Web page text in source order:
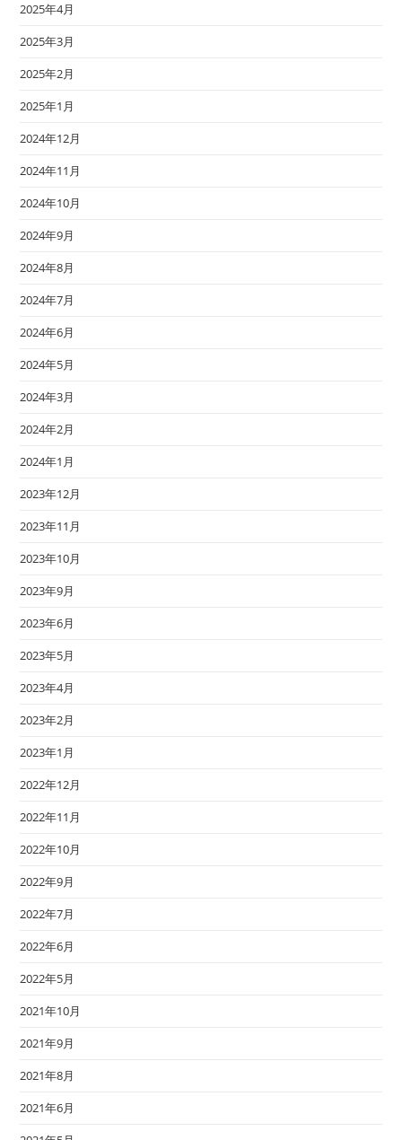
2025年4月
2025年3月
2025年2月
2025年1月
2024年12月
2024年11月
2024年10月
2024年9月
2024年8月
2024年7月
2024年6月
2024年5月
2024年3月
2024年2月
2024年1月
2023年12月
2023年11月
2023年10月
2023年9月
2023年6月
2023年5月
2023年4月
2023年2月
2023年1月
2022年12月
2022年11月
2022年10月
2022年9月
2022年7月
2022年6月
2022年5月
2021年10月
2021年9月
2021年8月
2021年6月